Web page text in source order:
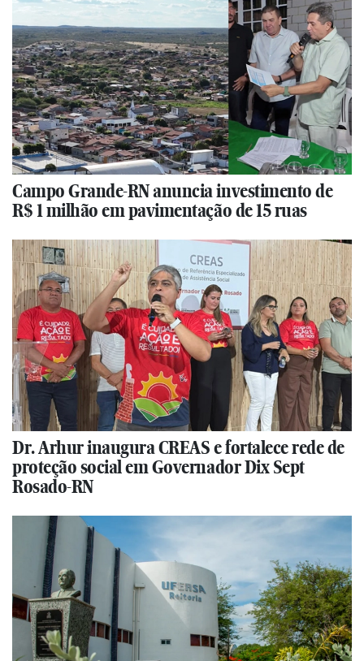
Campo Grande-RN anuncia investimento de
R$ 1 milhão em pavimentação de 15 ruas
Dr. Arhur inaugura CREAS e fortalece rede de
proteção social em Governador Dix Sept
Rosado-RN